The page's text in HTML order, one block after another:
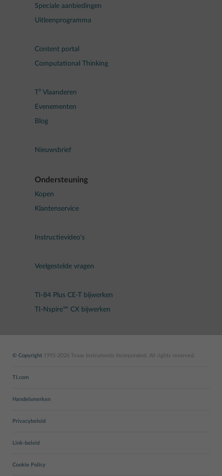
Speciale aanbiedingen
Uitleenprogramma
Content portal
Computational Thinking
T³ Vlaanderen
Evenementen
Blog
Nieuwsbrief
Ondersteuning
Kopen
Klantenservice
Instructievideo's
Veelgestelde vragen
TI-84 Plus CE-T bijwerken
TI-Nspire™ CX bijwerken
© Copyright 1995-2026 Texas Instruments Incorporated. All rights reserved.
TI.com
Handelsmerken
Privacybeleid
Link-beleid
Cookie Policy